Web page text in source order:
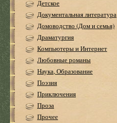
Детское
Документальная литература
Домоводство (Дом и семья)
Драматургия
Компьютеры и Интернет
Любовные романы
Наука, Образование
Поэзия
Приключения
Проза
Прочее